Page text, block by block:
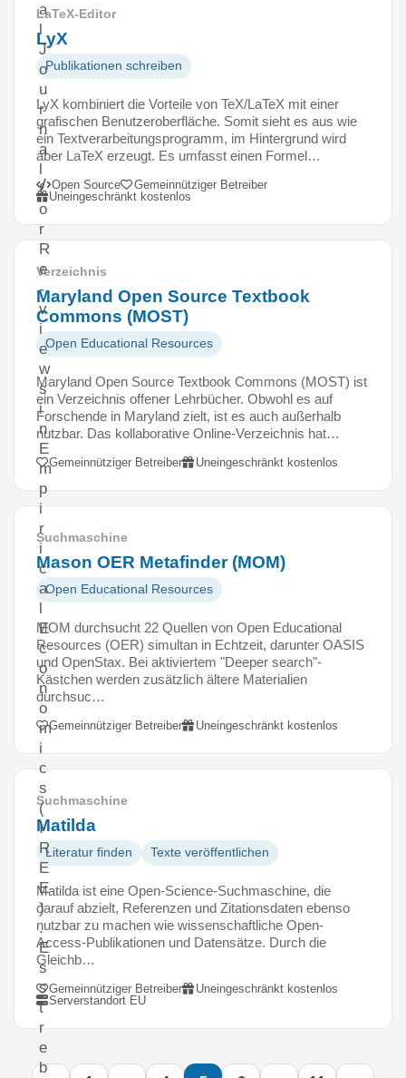
a
l
J
o
u
r
n
a
l
f
o
r
R
e
-
v
i
e
w
s
i
n
E
m
p
i
r
i
c
a
l
E
c
o
n
o
m
i
c
s
(
I
R
E
E
)
.
E
s
s
t
r
e
b
LaTeX-Editor
LyX
Publikationen schreiben
LyX kombiniert die Vorteile von TeX/LaTeX mit einer
grafischen Benutzeroberfläche. Somit sieht es aus wie
ein Textverarbeitungsprogramm, im Hintergrund wird
aber LaTeX erzeugt. Es umfasst einen Formel…
Open Source
Gemeinnütziger Betreiber
Uneingeschränkt kostenlos
Verzeichnis
Maryland Open Source Textbook
Commons (MOST)
Open Educational Resources
Maryland Open Source Textbook Commons (MOST) ist
ein Verzeichnis offener Lehrbücher. Obwohl es auf
Forschende in Maryland zielt, ist es auch außerhalb
nutzbar. Das kollaborative Online-Verzeichnis hat…
Gemeinnütziger Betreiber Uneingeschränkt kostenlos
Suchmaschine
Mason OER Metafinder (MOM)
Open Educational Resources
MOM durchsucht 22 Quellen von Open Educational
Resources (OER) simultan in Echtzeit, darunter OASIS
und OpenStax. Bei aktiviertem "Deeper search"-
Kästchen werden zusätzlich ältere Materialien
durchsuc…
Gemeinnütziger Betreiber Uneingeschränkt kostenlos
Suchmaschine
Matilda
Literatur finden Texte veröffentlichen
Matilda ist eine Open-Science-Suchmaschine, die
darauf abzielt, Referenzen und Zitationsdaten ebenso
nutzbar zu machen wie wissenschaftliche Open-
Access-Publikationen und Datensätze. Durch die
Gleichb…
Gemeinnütziger Betreiber
Uneingeschränkt kostenlos
Serverstandort EU